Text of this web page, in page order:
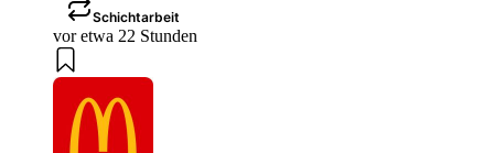
Schichtarbeit
vor etwa 22 Stunden